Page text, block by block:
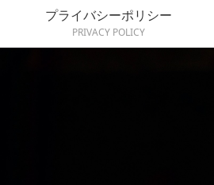
プライバシーポリシー
PRIVACY POLICY